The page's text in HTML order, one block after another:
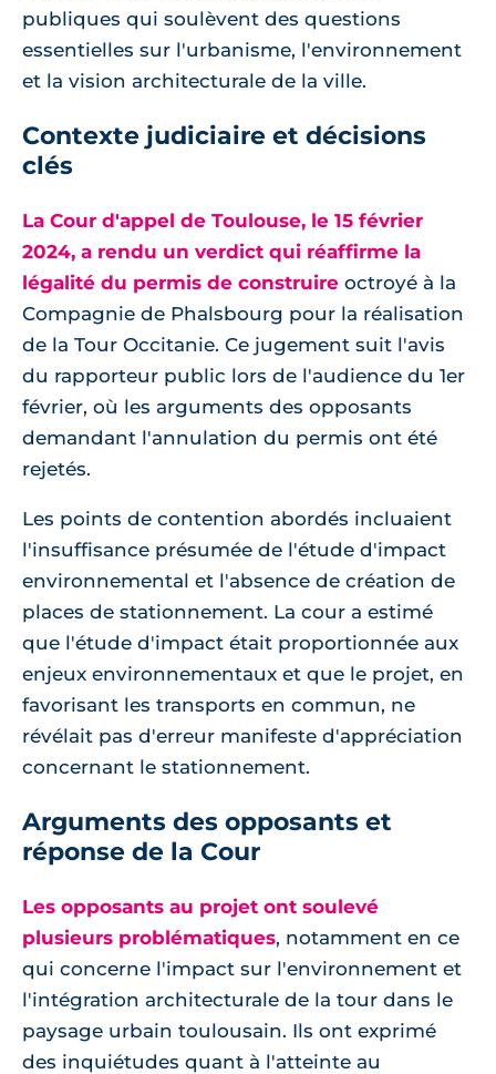
publiques qui soulèvent des questions
essentielles sur l'urbanisme, l'environnement
et la vision architecturale de la ville.
Contexte judiciaire et décisions
clés
La Cour d'appel de Toulouse, le 15 février
2024, a rendu un verdict qui réaffirme la
légalité du permis de construire octroyé à la
Compagnie de Phalsbourg pour la réalisation
de la Tour Occitanie. Ce jugement suit l'avis
du rapporteur public lors de l'audience du 1er
février, où les arguments des opposants
demandant l'annulation du permis ont été
rejetés.
Les points de contention abordés incluaient
l'insuffisance présumée de l'étude d'impact
environnemental et l'absence de création de
places de stationnement. La cour a estimé
que l'étude d'impact était proportionnée aux
enjeux environnementaux et que le projet, en
favorisant les transports en commun, ne
révélait pas d'erreur manifeste d'appréciation
concernant le stationnement.
Arguments des opposants et
réponse de la Cour
Les opposants au projet ont soulevé
plusieurs problématiques, notamment en ce
qui concerne l'impact sur l'environnement et
l'intégration architecturale de la tour dans le
paysage urbain toulousain. Ils ont exprimé
des inquiétudes quant à l'atteinte au